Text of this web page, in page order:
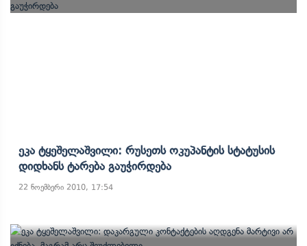
Ეკა Ტყეშელაშვილი: Რუსეთს Ოკუპანტის Სტატუსის
Დიდხანს Ტარება Გაუჭირდება
22 ნოემბერი 2010, 17:54